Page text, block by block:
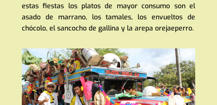
estas fiestas los platos de mayor consumo son el
asado de marrano, los tamales, los envueltos de
chócolo, el sancocho de gallina y la arepa orejaeperro.